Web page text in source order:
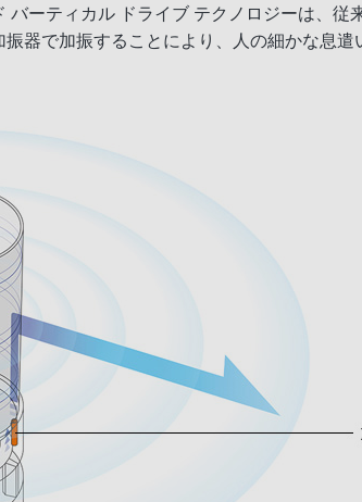
ーティカル ドライブ テクノロジーは、従
器で加振することにより、人の細かな息遣